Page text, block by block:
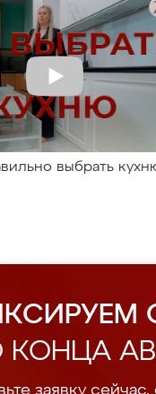
выбрать
КОНЦА
заявку